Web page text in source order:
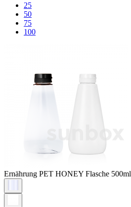
25
50
75
100
Ernährung PET HONEY Flasche 500ml